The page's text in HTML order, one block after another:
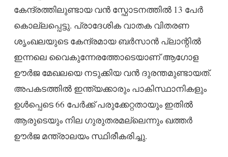
കേന്ദ്രത്തിലുണ്ടായ വൻ സ്ഫോടനത്തിൽ 13 പേർ
കൊല്ലപ്പെട്ടു. പ്രാദേശിക വാതക വിതരണ
ശൃംഖലയുടെ കേന്ദ്രമായ ബർസാൻ പ്ലാന്റിൽ
ഇന്നലെ വൈകുന്നേരത്തോടെയാണ് ആഗോള
ഊർജ മേഖലയെ നടുക്കിയ വൻ ദുരന്തമുണ്ടായത്.
അപകടത്തിൽ ഇന്ത്യക്കാരും പാകിസ്ഥാനികളും
ഉൾപ്പെടെ 66 പേർക്ക് പരുക്കേറ്റതായും ഇതിൽ
ആരുടെയും നില ഗുരുതരമല്ലെന്നും ഖത്തർ
ഊർജ മന്ത്രാലയം സ്ഥിരീകരിച്ചു.